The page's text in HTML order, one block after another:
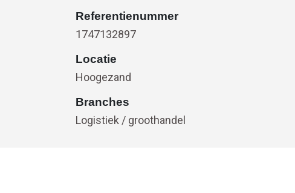
Referentienummer
1747132897
Locatie
Hoogezand
Branches
Logistiek / groothandel